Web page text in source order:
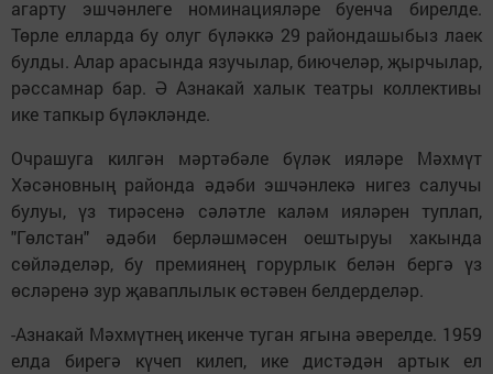
агарту эшчәнлеге номинацияләре буенча бирелде.
Төрле елларда бу олуг бүләккә 29 райондашыбыз лаек
булды. Алар арасында язучылар, биючеләр, җырчылар,
рәссамнар бар. Ә Азнакай халык театры коллективы
ике тапкыр бүләкләнде.
Очрашуга килгән мәртәбәле бүләк ияләре Мәхмүт
Хәсәновның районда әдәби эшчәнлекә нигез салучы
булуы, үз тирәсенә сәләтле каләм ияләрен туплап,
"Гөлстан" әдәби берләшмәсен оештыруы хакында
сөйләделәр, бу премиянең горурлык белән бергә үз
өсләренә зур җаваплылык өстәвен белдерделәр.
-Азнакай Мәхмүтнең икенче туган ягына әверелде. 1959
елда бирегә күчеп килеп, ике дистәдән артык ел